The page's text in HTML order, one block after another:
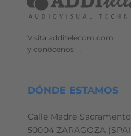
Visita additelecom.com
y conócenos →
DÓNDE ESTAMOS
Calle Madre
50004 ZARAGOZA